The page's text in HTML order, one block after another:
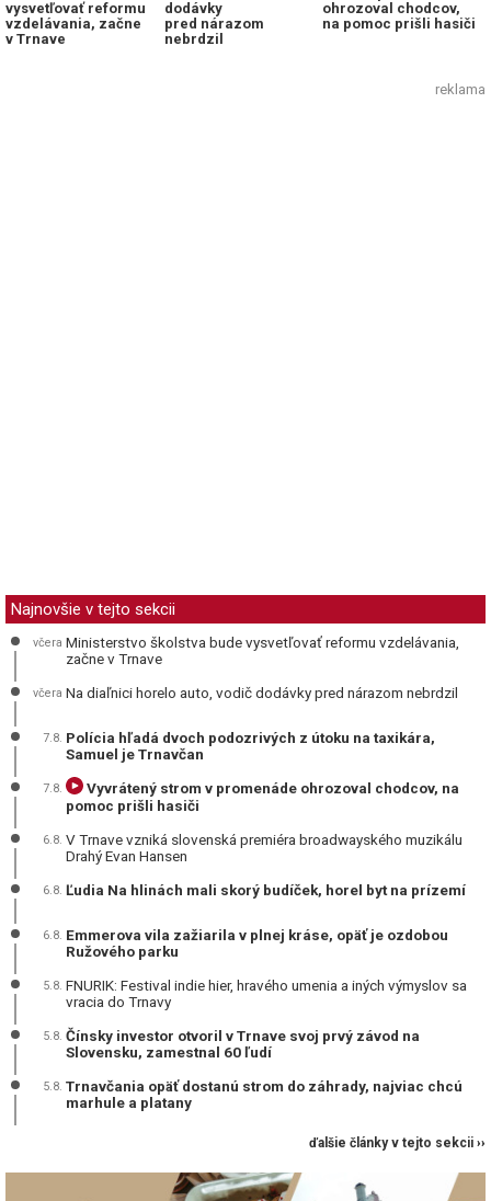
vysvetľovať reformu
vzdelávania, začne
v Trnave
dodávky
pred nárazom
nebrdzil
ohrozoval chodcov,
na pomoc prišli hasiči
reklama
Najnovšie v tejto sekcii
včera Ministerstvo školstva bude vysvetľovať reformu vzdelávania,
začne v Trnave
včera Na diaľnici horelo auto, vodič dodávky pred nárazom nebrdzil
7.8. Polícia hľadá dvoch podozrivých z útoku na taxikára,
Samuel je Trnavčan
7.8.
Vyvrátený strom v promenáde ohrozoval chodcov, na
pomoc prišli hasiči
6.8. V Trnave vzniká slovenská premiéra broadwayského muzikálu
Drahý Evan Hansen
6.8. Ľudia Na hlinách mali skorý budíček, horel byt na prízemí
6.8. Emmerova vila zažiarila v plnej kráse, opäť je ozdobou
Ružového parku
5.8. FNURIK: Festival indie hier, hravého umenia a iných výmyslov sa
vracia do Trnavy
5.8. Čínsky investor otvoril v Trnave svoj prvý závod na
Slovensku, zamestnal 60 ľudí
5.8. Trnavčania opäť dostanú strom do záhrady, najviac chcú
marhule a platany
ďalšie články v tejto sekcii ››